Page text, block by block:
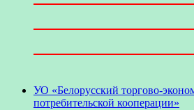
УО «Белорусский торгово-
потребительской кооперации»